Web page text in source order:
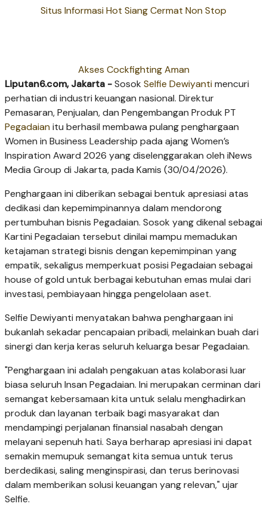
Situs Informasi Hot Siang Cermat Non Stop
Akses Cockfighting Aman
Liputan6.com, Jakarta -Sosok Selfie Dewiyantimencuri
perhatian di industri keuangan nasional. Direktur
Pemasaran, Penjualan, dan Pengembangan Produk PT
Pegadaianitu berhasil membawa pulang penghargaan
Women in Business Leadership pada ajang Women’s
Inspiration Award 2026 yang diselenggarakan oleh iNews
Media Group di Jakarta, pada Kamis (30/04/2026).
Penghargaan ini diberikan sebagai bentuk apresiasi atas
dedikasi dan kepemimpinannya dalam mendorong
pertumbuhan bisnis Pegadaian. Sosok yang dikenal sebagai
Kartini Pegadaian tersebut dinilai mampu memadukan
ketajaman strategi bisnis dengan kepemimpinan yang
empatik, sekaligus memperkuat posisi Pegadaian sebagai
house of gold untuk berbagai kebutuhan emas mulai dari
investasi, pembiayaan hingga pengelolaan aset.
Selfie Dewiyanti menyatakan bahwa penghargaan ini
bukanlah sekadar pencapaian pribadi, melainkan buah dari
sinergi dan kerja keras seluruh keluarga besar Pegadaian.
"Penghargaan ini adalah pengakuan atas kolaborasi luar
biasa seluruh Insan Pegadaian. Ini merupakan cerminan dari
semangat kebersamaan kita untuk selalu menghadirkan
produk dan layanan terbaik bagi masyarakat dan
mendampingi perjalanan finansial nasabah dengan
melayani sepenuh hati. Saya berharap apresiasi ini dapat
semakin memupuk semangat kita semua untuk terus
berdedikasi, saling menginspirasi, dan terus berinovasi
dalam memberikan solusi keuangan yang relevan," ujar
Selfie.